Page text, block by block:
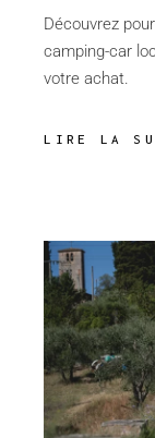
Découvrez
camping-car
votre achat.
LIRE LA